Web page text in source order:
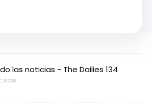
las noticias - The Dailies 134
2026